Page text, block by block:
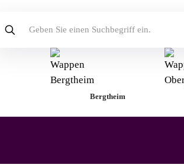
Bergtheim